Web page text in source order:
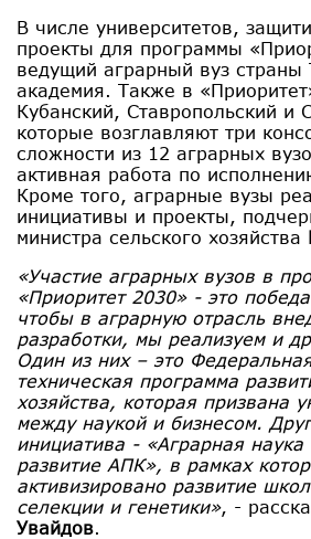
В числе университетов,
проекты для программы
ведущий аграрный вуз страны
академия. Также в
Кубанский, Ставропольский и
которые возглавляют три
сложности из 12 аграрных
активная работа по
Кроме того, аграрные вузы
инициативы и проекты,
министра сельского хозяйства
«Участие аграрных вузов в
«Приоритет 2030» - это
чтобы в аграрную отрасль
разработки, мы реализуем и
Один из них – это
техническая программа
хозяйства, которая призвана
между наукой и бизнесом.
инициатива - «Аграрная
развитие АПК», в рамках
активизировано развитие
селекции и генетики», -
Увайдов.